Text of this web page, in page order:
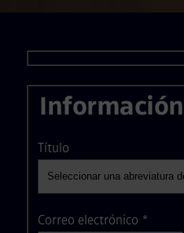
Título
Correo electrónico *